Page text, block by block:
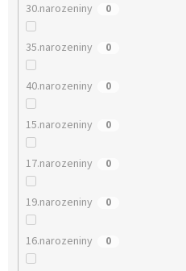
30.narozeniny 0
35.narozeniny 0
40.narozeniny 0
15.narozeniny 0
17.narozeniny 0
19.narozeniny 0
16.narozeniny 0